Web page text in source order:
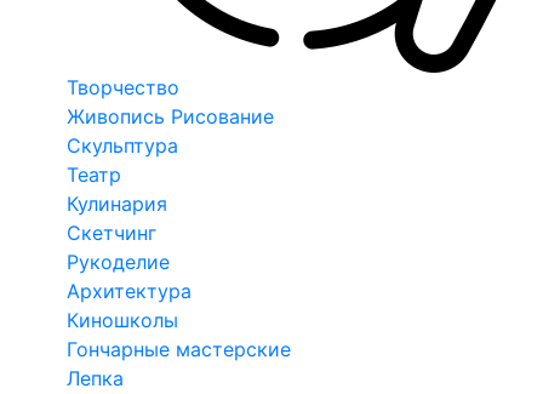
Творчество
Живопись Рисование
Скульптура
Театр
Кулинария
Скетчинг
Рукоделие
Архитектура
Киношколы
Гончарные мастерские
Лепка